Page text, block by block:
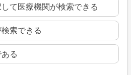
て医療機関が検索できる
索できる
る